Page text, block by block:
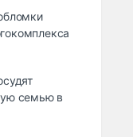
семью в